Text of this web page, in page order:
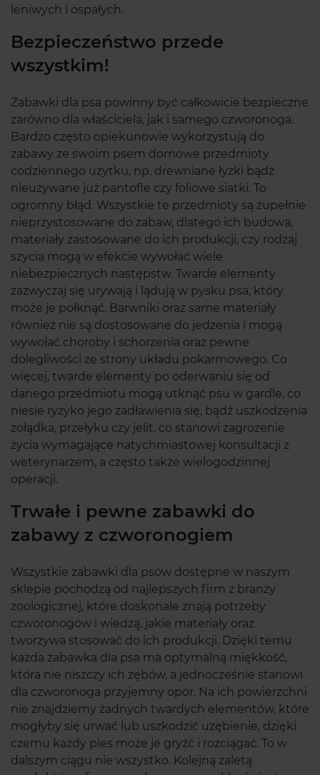
leniwych i ospałych.
Bezpieczeństwo przede
wszystkim!
Zabawki dla psa powinny być całkowicie bezpieczne
zarówno dla właściciela, jak i samego czworonoga.
Bardzo często opiekunowie wykorzystują do
zabawy ze swoim psem domowe przedmioty
codziennego użytku, np. drewniane łyżki bądź
nieużywane już pantofle czy foliowe siatki. To
ogromny błąd. Wszystkie te przedmioty są zupełnie
nieprzystosowane do zabaw, dlatego ich budowa,
materiały zastosowane do ich produkcji, czy rodzaj
szycia mogą w efekcie wywołać wiele
niebezpiecznych następstw. Twarde elementy
zazwyczaj się urywają i lądują w pysku psa, który
może je połknąć. Barwniki oraz same materiały
również nie są dostosowane do jedzenia i mogą
wywołać choroby i schorzenia oraz pewne
dolegliwości ze strony układu pokarmowego. Co
więcej, twarde elementy po oderwaniu się od
danego przedmiotu mogą utknąć psu w gardle, co
niesie ryzyko jego zadławienia się, bądź uszkodzenia
żołądka, przełyku czy jelit, co stanowi zagrożenie
życia wymagające natychmiastowej konsultacji z
weterynarzem, a często także wielogodzinnej
operacji.
Trwałe i pewne zabawki do
zabawy z czworonogiem
Wszystkie zabawki dla psów dostępne w naszym
sklepie pochodzą od najlepszych firm z branży
zoologicznej, które doskonale znają potrzeby
czworonogów i wiedzą, jakie materiały oraz
tworzywa stosować do ich produkcji. Dzięki temu
każda zabawka dla psa ma optymalną miękkość,
która nie niszczy ich zębów, a jednocześnie stanowi
dla czworonoga przyjemny opór. Na ich powierzchni
nie znajdziemy żadnych twardych elementów, które
mogłyby się urwać lub uszkodzić uzębienie, dzięki
czemu każdy pies może je gryźć i rozciągać. To w
dalszym ciągu nie wszystko. Kolejną zaletą